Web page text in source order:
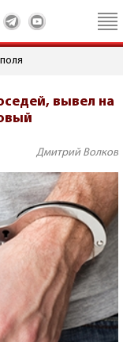
вывел на
Дмитрий Волков